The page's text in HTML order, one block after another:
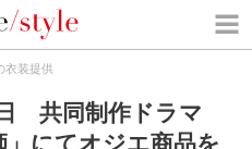
衣装提供
共同制作ドラマ
」にてオジエ商品を